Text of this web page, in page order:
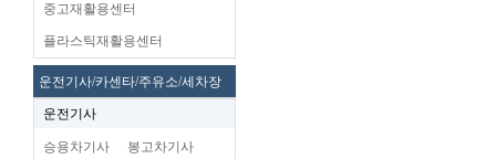
중고재활용센터
플라스틱재활용센터
운전기사/카센타/주유소/세차장
운전기사
승용차기사 봉고차기사